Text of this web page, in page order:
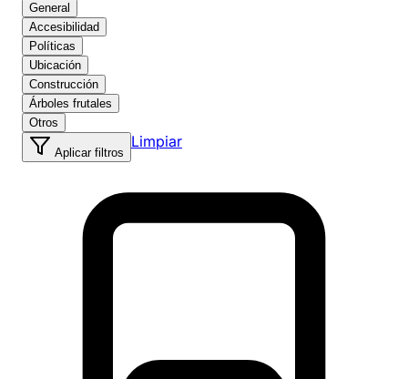
General
Accesibilidad
Políticas
Ubicación
Construcción
Árboles frutales
Otros
Aplicar filtros
Limpiar